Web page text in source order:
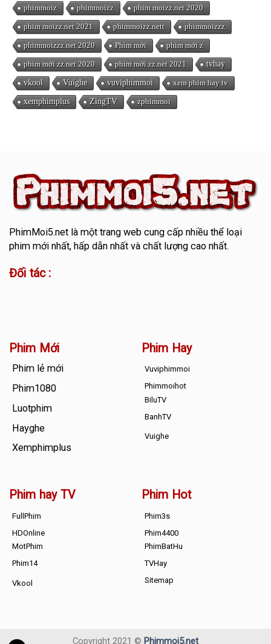
phimmoiz phimmoizz phim moizz.net 2020
phim moizz.net 2021 phimmoizz.nett phimmoizzz
phimmoizzz.net 2020 Phim mới phim mới z
phim mới zz.net 2020 phim mới zz.net 2021 tvhay
vkool Vuighe vuviphimmoi xem phim hay tv
xemphimplus ZingTV zphimmoi
PhimMoi5.netlà một trang web cung cấp nhiều thể loại
phim mới nhất, hấp dẫn nhất và chất lượng cao nhất.
Đối tác :
Phim Mới
Phim lẻ mới
Phim1080
Luotphim
Hayghe
Xemphimplus
Phim Hay
Vuviphimmoi
Phimmoihot
BiluTV
BanhTV
Vuighe
Phim hay TV
FullPhim
HDOnline
MotPhim
Phim14
Vkool
Phim Hot
Phim3s
Phim4400
PhimBatHu
TVHay
Sitemap
Copyright 2021 © Phimmoi5.net